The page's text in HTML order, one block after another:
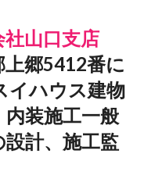
山口支店
上郷5412番に
ハウス建物
装施工一般
計、施工監